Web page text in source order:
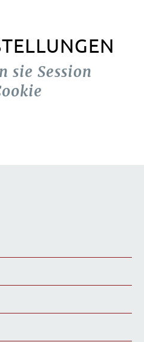
sie Session